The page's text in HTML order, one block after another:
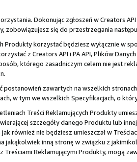
Dokonując zgłoszeń w Creators
zobowiązujesz się do przestrzegania
Produkty korzystać będziesz wyłącznie w
z Creators API i PA API, Plików
którego zasadniczym celem nie jest
postanowień zawartych na wszelkich
w tym we wszelkich Specyfikacjach, o
Treści Reklamujących Produkty
szczegóły danego Produktu lub
również nie będziesz umieszczał w
jakąkolwiek inną stronę w związku z
Treściami Reklamującymi Produkty, mogą